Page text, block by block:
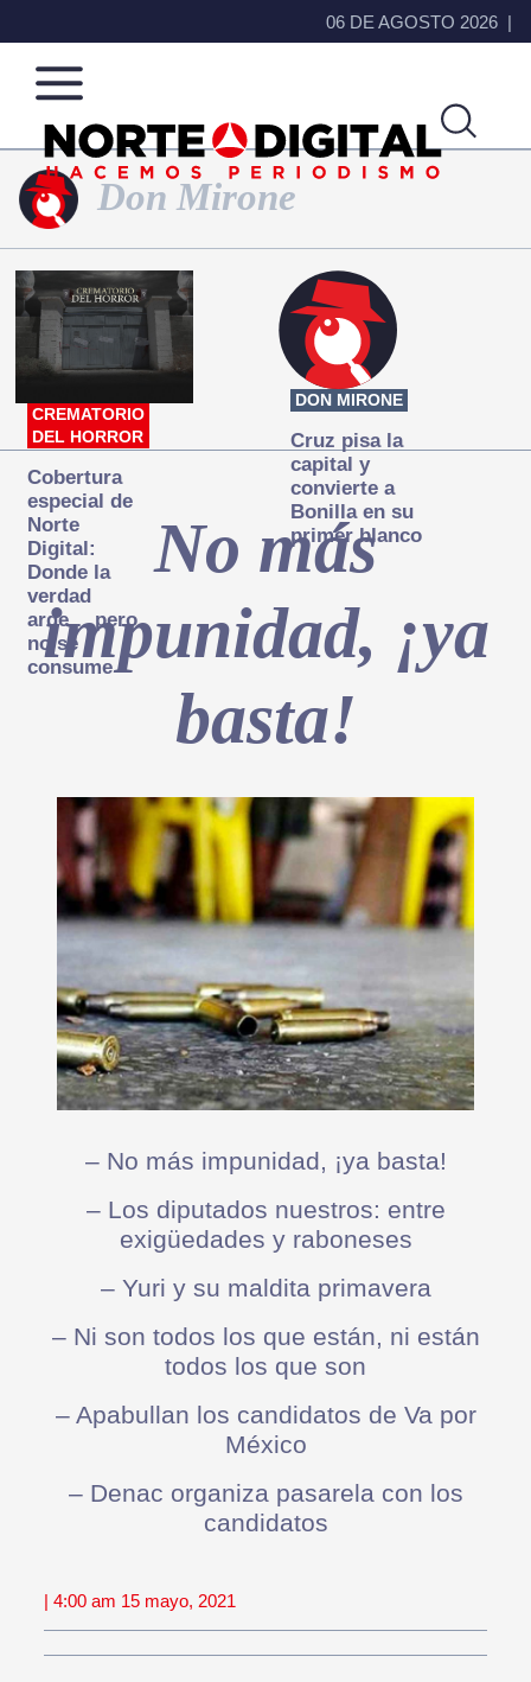
06 DE AGOSTO 2026
Norte
de
Ciudad
Juárez
Más
que
noticias,
hacemos periodismo
Don Mirone
CREMATORIO
DEL HORROR
Cobertura
especial de
Norte
Digital:
Donde la
verdad
arde… pero
no se
consume
DON MIRONE
Cruz pisa la
capital y
convierte a
Bonilla en su
primer blanco
No más
impunidad, ¡ya
basta!
– No más impunidad, ¡ya basta!
– Los diputados nuestros: entre
exigüedades y raboneses
– Yuri y su maldita primavera
– Ni son todos los que están, ni están
todos los que son
– Apabullan los candidatos de Va por
México
– Denac organiza pasarela con los
candidatos
| 4:00 am 15 mayo, 2021